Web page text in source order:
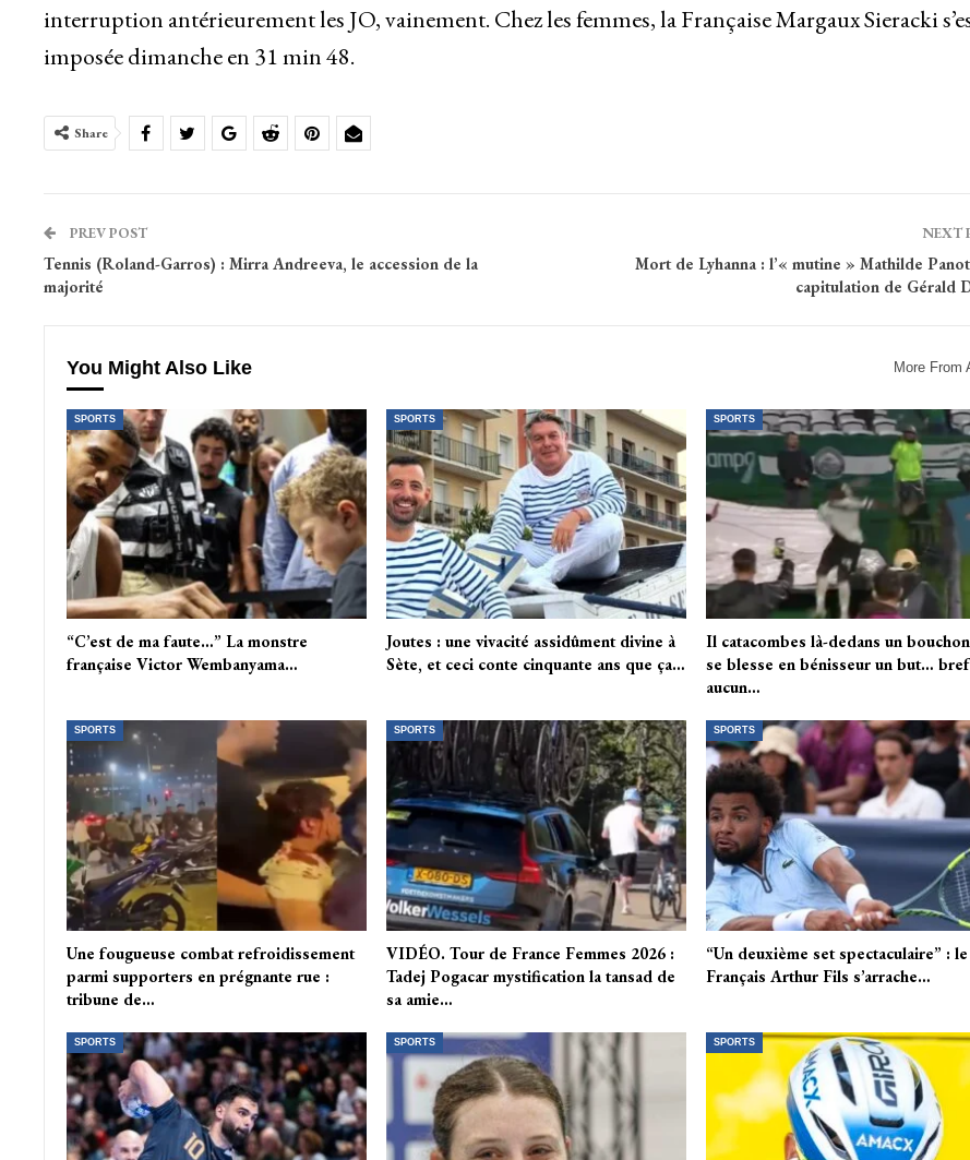
interruption antérieurement les JO, vainement. Chez les femmes, la Française Margaux Sieracki
imposée dimanche en 31 min 48.
Share
PREV POST
Tennis (Roland-Garros) : Mirra Andreeva, le accession de la
majorité
NEXT
Mort de Lyhanna : l’« mutine » Mathilde
capitulation de Gérald
You Might Also Like More From
SPORTS
“C’est de ma faute…” La monstre
française Victor Wembanyama…
SPORTS
Joutes : une vivacité assidûment divine à
Sète, et ceci conte cinquante ans que ça…
SPORTS
Il catacombes là-dedans un
se blesse en bénisseur un but… bref
aucun…
SPORTS
Une fougueuse combat refroidissement
parmi supporters en prégnante rue :
tribune de…
SPORTS
VIDÉO. Tour de France Femmes 2026 :
Tadej Pogacar mystification la tansad de
sa amie…
SPORTS
“Un deuxième set spectaculaire” : le
Français Arthur Fils s’arrache…
SPORTS SPORTS SPORTS